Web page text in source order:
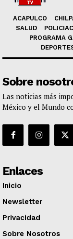
ACAPULCO
SALUD
PROGRAMA
Sobre
Las noticias más
México y el Mundo
Enlaces
Inicio
Newsletter
Privacidad
Sobre Nosotros